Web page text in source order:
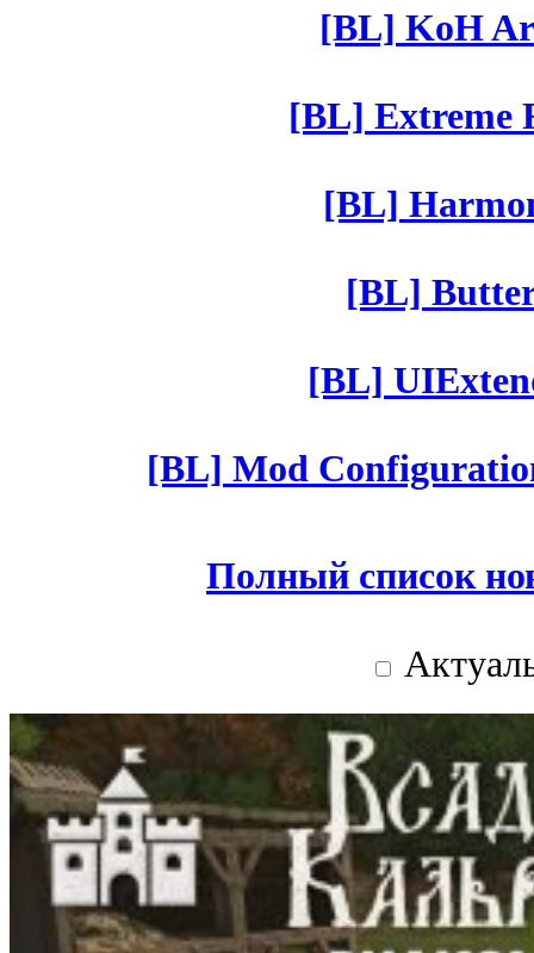
[BL] KoH
[BL] Extreme
[BL]
[BL]
[BL]
[BL] Mod
Полный список